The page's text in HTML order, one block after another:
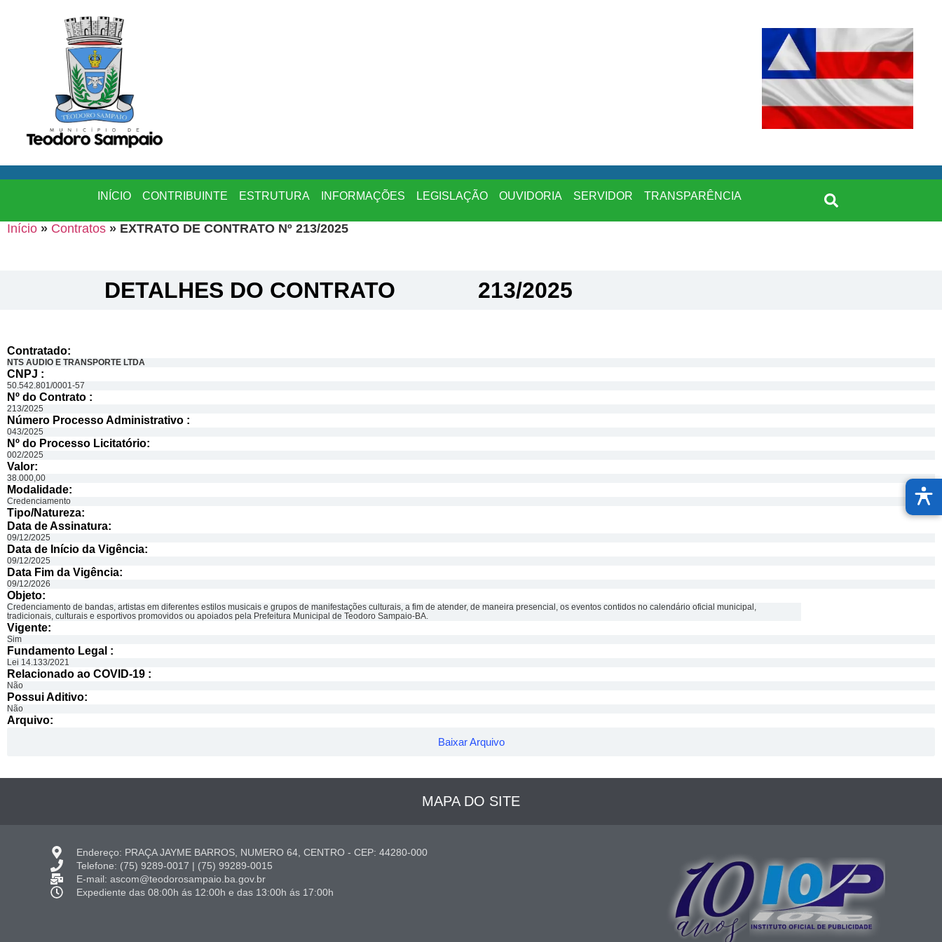
INÍCIO CONTRIBUINTE ESTRUTURA INFORMAÇÕES LEGISLAÇÃO OUVIDORIA SERVIDOR TRANSPARÊNCIA
Início » Contratos » EXTRATO DE CONTRATO Nº 213/2025
DETALHES DO CONTRATO​ 213/2025
Contratado:
NTS AUDIO E TRANSPORTE LTDA
CNPJ :
50.542.801/0001-57
Nº do Contrato :
213/2025
Número Processo Administrativo :
043/2025
Nº do Processo Licitatório:
002/2025
Valor:
38.000,00
Modalidade:
Credenciamento
Tipo/Natureza:
Data de Assinatura:
09/12/2025
Data de Início da Vigência:
09/12/2025
Data Fim da Vigência:
09/12/2026
Objeto:
Credenciamento de bandas, artistas em diferentes estilos musicais e grupos de manifestações culturais, a fim de atender, de maneira presencial, os eventos contidos no calendário oficial municipal,
tradicionais, culturais e esportivos promovidos ou apoiados pela Prefeitura Municipal de Teodoro Sampaio-BA.
Vigente:
Sim
Fundamento Legal :​
Lei 14.133/2021
Relacionado ao COVID-19 :​
Não
Possui Aditivo:​
Não
Arquivo:
Baixar Arquivo
MAPA DO SITE
Endereço: PRAÇA JAYME BARROS, NUMERO 64, CENTRO - CEP: 44280-000
Telefone: (75) 9289-0017 | (75) 99289-0015
E-mail: ascom@teodorosampaio.ba.gov.br
Expediente das 08:00h ás 12:00h e das 13:00h ás 17:00h